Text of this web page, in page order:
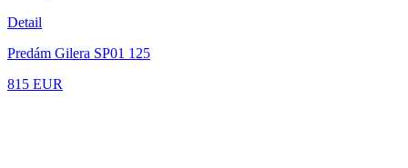
Detail
Predám Gilera SP01 125
815 EUR